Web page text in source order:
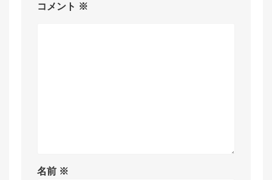
コメント ※
名前 ※